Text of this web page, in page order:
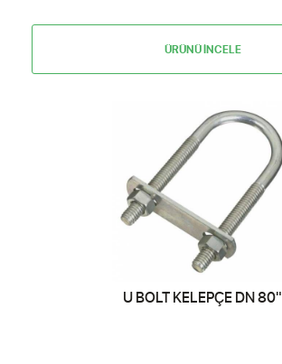
ÜRÜNÜ İNCELE
U BOLT KELEPÇE DN 80"